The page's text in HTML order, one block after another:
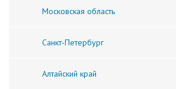
Московская область
Санкт-Петербург
Алтайский край